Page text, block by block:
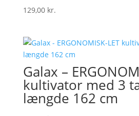
129,00 kr.
Galax –
kultivator med 3
længde 162 cm